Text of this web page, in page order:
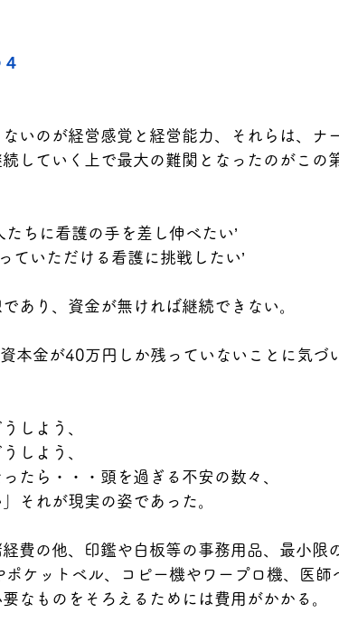
いのが経営感覚と経営能力、それらは、ナ
していく上で最大の難関となったのがこの
ちに看護の手を差し伸べたい’
ていただける看護に挑戦したい’
あり、資金が無ければ継続できない。
本金が40万円しか残っていないことに気づ
しよう、
しよう、
たら・・・頭を過ぎる不安の数々、
それが現実の姿であった。
費の他、印鑑や白板等の事務用品、最小限
ケットベル、コピー機やワープロ機、医師
なものをそろえるためには費用がかかる。